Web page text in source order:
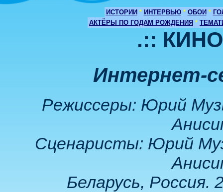
ИСТОРИИ * ИНТЕРВЬЮ * ОБОИ *
АКТЁРЫ ПО ГОДАМ РОЖДЕНИЯ *
.::
Интернет-
Режиссеры: Юрий
Сценаристы: Юрий
Беларусь, Россия.